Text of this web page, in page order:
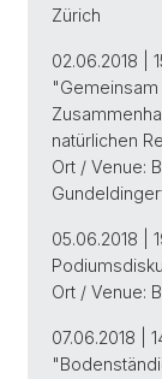
Zürich
02.06.2018 |
natürlichen
Ort / Venue:
05.06.2018 |
Ort / Venue:
07.06.2018 |